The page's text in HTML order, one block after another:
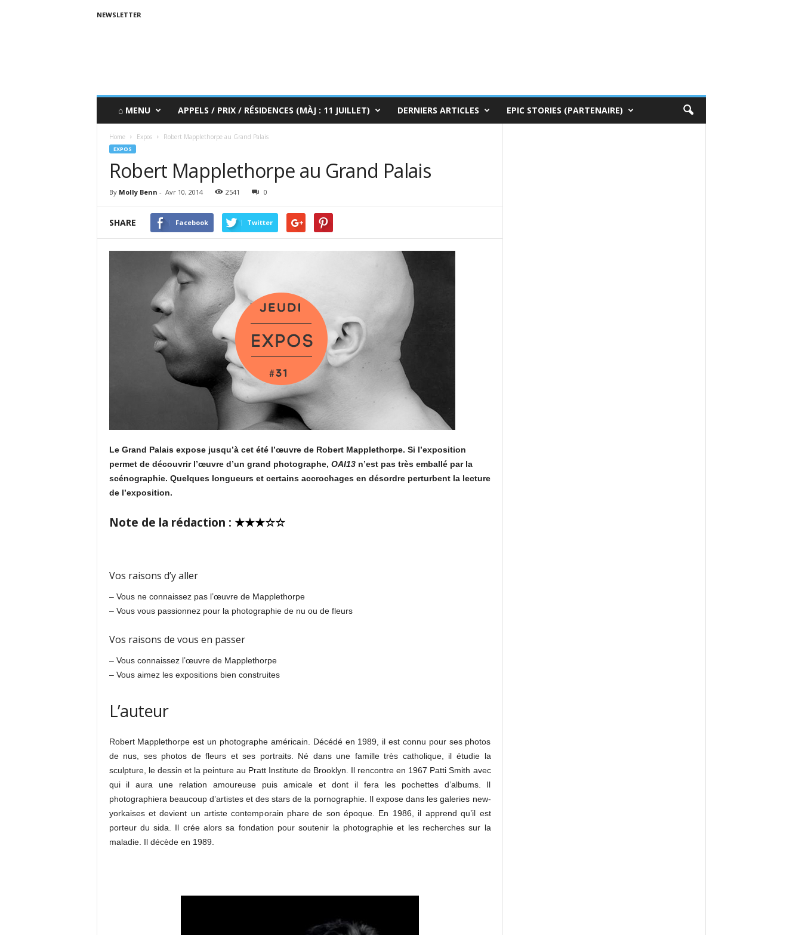
NEWSLETTER
⌂ MENU APPELS / PRIX / RÉSIDENCES (MÀJ : 11 JUILLET) DERNIERS ARTICLES EPIC STORIES (PARTENAIRE)
Home Expos Robert Mapplethorpe au Grand Palais
EXPOS
Robert Mapplethorpe au Grand Palais
By Molly Benn - Avr 10, 2014 2541 0
SHARE Facebook Twitter
Le Grand Palais expose jusqu’à cet été l’œuvre de Robert Mapplethorpe. Si l’exposition
permet de découvrir l’œuvre d’un grand photographe, OAI13n’est pas très emballé par la
scénographie. Quelques longueurs et certains accrochages en désordre perturbent la lecture
de l’exposition.
Note de la rédaction : ★★★☆☆
Vos raisons d’y aller
– Vous ne connaissez pas l’œuvre de Mapplethorpe
– Vous vous passionnez pour la photographie de nu ou de fleurs
Vos raisons de vous en passer
– Vous connaissez l’œuvre de Mapplethorpe
– Vous aimez les expositions bien construites
L’auteur
Robert Mapplethorpe est un photographe américain. Décédé en 1989, il est connu pour ses photos
de nus, ses photos de fleurs et ses portraits. Né dans une famille très catholique, il étudie la
sculpture, le dessin et la peinture au Pratt Institute de Brooklyn. Il rencontre en 1967 Patti Smith avec
qui il aura une relation amoureuse puis amicale et dont il fera les pochettes d’albums. Il
photographiera beaucoup d’artistes et des stars de la pornographie. Il expose dans les galeries new-
yorkaises et devient un artiste contemporain phare de son époque. En 1986, il apprend qu’il est
porteur du sida. Il crée alors sa fondation pour soutenir la photographie et les recherches sur la
maladie. Il décède en 1989.